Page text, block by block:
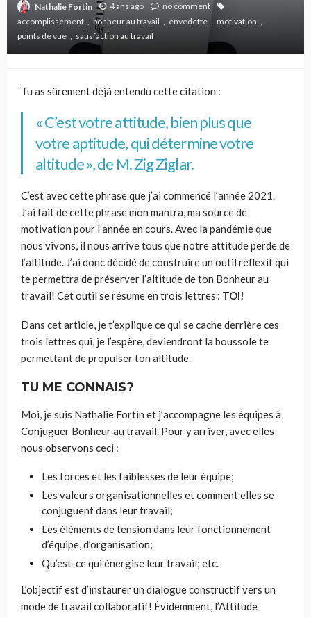
Nathalie Fortin 4 ans ago
no comment
accomplissement
bonheur au travail envedette
motivation
points de vue
satisfaction au travail
Tu as sûrement déjà entendu cette citation :
« C’est votre attitude, bien plus que
votre aptitude, qui détermine votre
altitude », de M. Zig Ziglar.
C’est avec cette phrase que j’ai commencé l’année 2021.
J’ai fait de cette phrase mon mantra, ma source de
motivation pour l’année en cours. Avec la pandémie que
nous vivons, il nous arrive tous que notre attitude perde de
l’altitude. J’ai donc décidé de construire un outil réflexif qui
te permettra de préserver l’altitude de ton Bonheur au
travail! Cet outil se résume en trois lettres : TOI!
Dans cet article, je t’explique ce qui se cache derrière ces
trois lettres qui, je l’espère, deviendront la boussole te
permettant de propulser ton altitude.
TU ME CONNAIS?
Moi, je suis Nathalie Fortin et j’accompagne les équipes à
Conjuguer Bonheur au travail. Pour y arriver, avec elles
nous observons ceci :
Les forces et les faiblesses de leur équipe;
Les valeurs organisationnelles et comment elles se
conjuguent dans leur travail;
Les éléments de tension dans leur fonctionnement
d’équipe, d’organisation;
Qu’est-ce qui énergise leur travail; etc.
L’objectif est d’instaurer un dialogue constructif vers un
mode de travail collaboratif! Évidemment, l’Attitude